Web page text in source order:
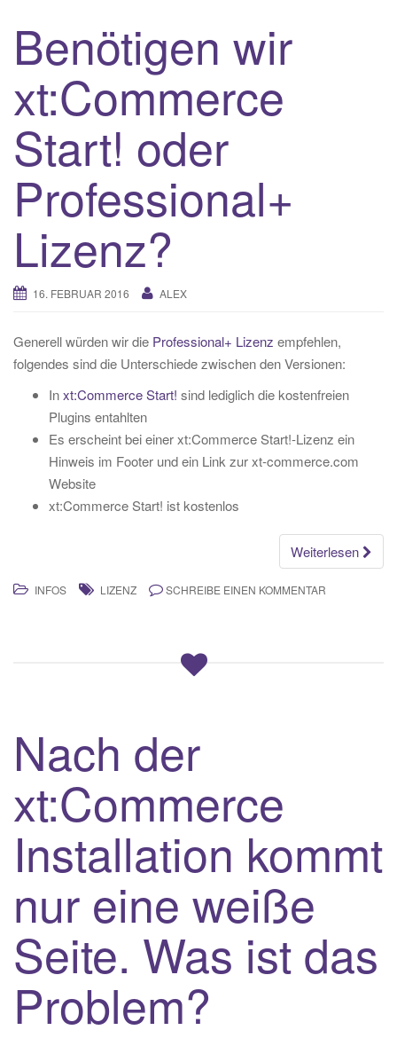
Benötigen wir
xt:Commerce
Start! oder
Professional+
Lizenz?
16. FEBRUAR 2016 ALEX
Generell würden wir die Professional+ Lizenz empfehlen,
folgendes sind die Unterschiede zwischen den Versionen:
Inxt:Commerce Start! sind lediglich die kostenfreien
Plugins entahlten
Es erscheint bei einer xt:Commerce Start!-Lizenz ein
Hinweis im Footer und ein Link zur xt-commerce.com
Website
xt:Commerce Start! ist kostenlos
Weiterlesen
INFOS LIZENZ SCHREIBE EINEN KOMMENTAR
Nach der
xt:Commerce
Installation kommt
nur eine weiße
Seite. Was ist das
Problem?